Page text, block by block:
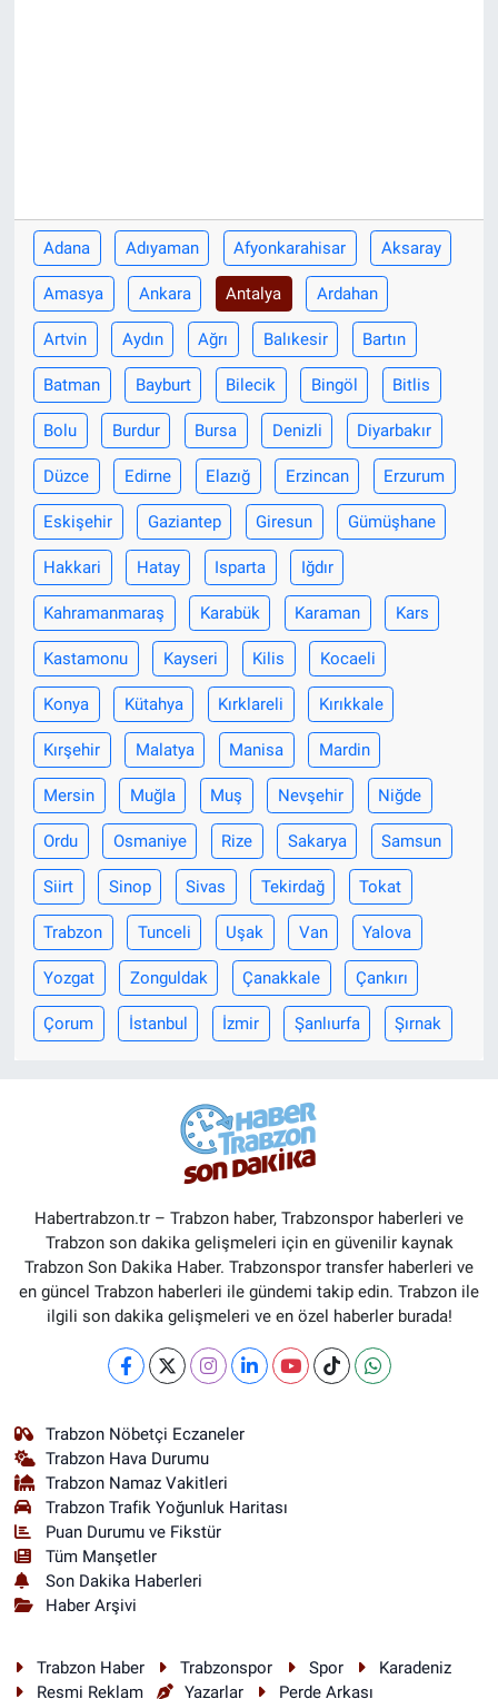
Adana Adıyaman Afyonkarahisar Aksaray
Amasya Ankara Antalya Ardahan
Artvin Aydın Ağrı Balıkesir Bartın
Batman Bayburt Bilecik Bingöl Bitlis
Bolu Burdur Bursa Denizli Diyarbakır
Düzce Edirne Elazığ Erzincan Erzurum
Eskişehir Gaziantep Giresun Gümüşhane
Hakkari Hatay Isparta Iğdır
Kahramanmaraş Karabük Karaman Kars
Kastamonu Kayseri Kilis Kocaeli
Konya Kütahya Kırklareli Kırıkkale
Kırşehir Malatya Manisa Mardin
Mersin Muğla Muş Nevşehir Niğde
Ordu Osmaniye Rize Sakarya Samsun
Siirt Sinop Sivas Tekirdağ Tokat
Trabzon Tunceli Uşak Van Yalova
Yozgat Zonguldak Çanakkale Çankırı
Çorum İstanbul İzmir Şanlıurfa Şırnak
Habertrabzon.tr – Trabzon haber, Trabzonspor haberleri ve
Trabzon son dakika gelişmeleri için en güvenilir kaynak
Trabzon Son Dakika Haber. Trabzonspor transfer haberleri ve
en güncel Trabzon haberleri ile gündemi takip edin. Trabzon ile
ilgili son dakika gelişmeleri ve en özel haberler burada!
Trabzon Nöbetçi Eczaneler
Trabzon Hava Durumu
Trabzon Namaz Vakitleri
Trabzon Trafik Yoğunluk Haritası
Puan Durumu ve Fikstür
Tüm Manşetler
Son Dakika Haberleri
Haber Arşivi
Trabzon Haber Trabzonspor Spor
Karadeniz
Resmi Reklam
Yazarlar Perde Arkası